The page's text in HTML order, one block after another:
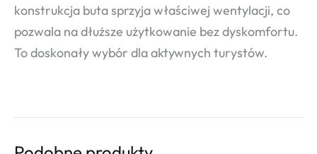
konstrukcja buta sprzyja właściwej wentylacji, co
pozwala na dłuższe użytkowanie bez dyskomfortu.
To doskonały wybór dla aktywnych turystów.